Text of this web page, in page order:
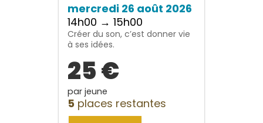
mercredi 26 août 2026
14h00 → 15h00
Créer du son, c’est donner vie
à ses idées.
25 €
par jeune
5 places restantes